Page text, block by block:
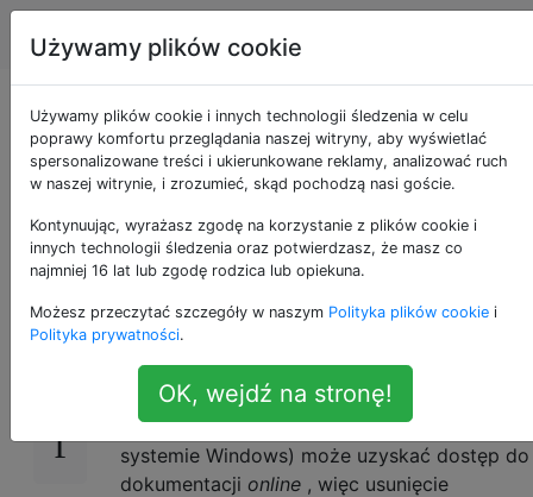
Apple Tagi
XCode 5 - Usunąć
dokumentację
offline?
15
Czy można usunąć całą / większość
miejsce na dysku?
Zakładam, że XCode (jak Visual Studio w
systemie Windows) może uzyskać dostęp do
dokumentacji online , więc usunięcie
Używamy plików cookie
Używamy plików cookie i innych technologii śledzenia w celu
poprawy komfortu przeglądania naszej witryny, aby wyświetlać
spersonalizowane treści i ukierunkowane reklamy, analizować ruch
w naszej witrynie, i zrozumieć, skąd pochodzą nasi goście.
Kontynuując, wyrażasz zgodę na korzystanie z plików cookie i
innych technologii śledzenia oraz potwierdzasz, że masz co
najmniej 16 lat lub zgodę rodzica lub opiekuna.
Możesz przeczytać szczegóły w naszym Polityka plików cookie i
Polityka prywatności.
OK, wejdź na stronę!